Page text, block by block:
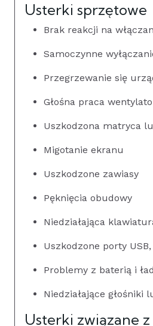
Usterki sprzętowe
Brak reakcji na
Samoczynne
Przegrzewanie się
Głośna praca
Uszkodzona matryca
Migotanie ekranu
Uszkodzone zawiasy
Pęknięcia obudowy
Niedziałająca
Uszkodzone porty
Problemy z baterią i
Niedziałające głośniki
Usterki związane z